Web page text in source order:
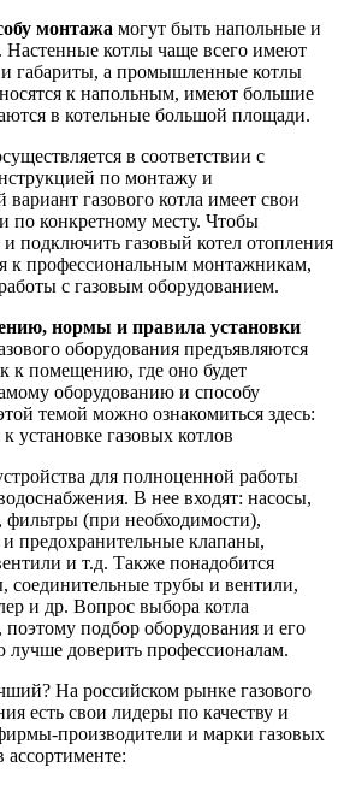
монтажа могут быть напольные и
Настенные котлы чаще всего имеют
габариты, а промышленные котлы
к напольным, имеют большие
в котельные большой площади.
в соответствии с
по монтажу и
газового котла имеет свои
по конкретному месту. Чтобы
подключить газовый котел отопления
к профессиональным монтажникам,
с газовым оборудованием.
нормы и правила установки
оборудования предъявляются
к помещению, где оно будет
оборудованию и способу
темой можно ознакомиться здесь:
установке газовых котлов
для полноценной работы
В нее входят: насосы,
(при необходимости),
предохранительные клапаны,
и т.д. Также понадобится
соединительные трубы и вентили,
и др. Вопрос выбора котла
поэтому подбор оборудования и его
доверить профессионалам.
На российском рынке газового
есть свои лидеры по качеству и
производители и марки газовых
ассортименте: